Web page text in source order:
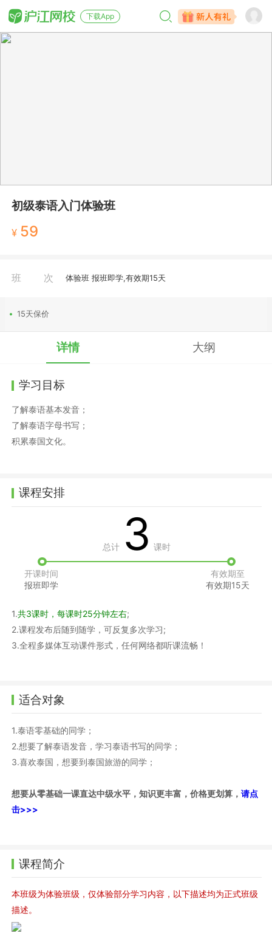
下载App
初级泰语入门体验班
¥ 59
班次 体验班 报班即学,有效期15天
15天保价
详情 大纲
学习目标
了解泰语基本发音；
了解泰语字母书写；
积累泰国文化。
课程安排
总计 3 课时
开课时间
报班即学
有效期至
有效期15天
1.共3课时，每课时25分钟左右;
2.课程发布后随到随学，可反复多次学习;
3.全程多媒体互动课件形式，任何网络都听课流畅！
适合对象
1.泰语零基础的同学；
2.想要了解泰语发音，学习泰语书写的同学；
3.喜欢泰国，想要到泰国旅游的同学；
想要从零基础一课直达中级水平，知识更丰富，价格更划算，请点
击>>>
课程简介
本班级为体验班级，仅体验部分学习内容，以下描述均为正式班级
描述。